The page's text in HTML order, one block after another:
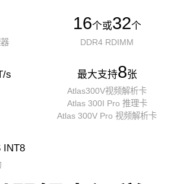
16个或32个
DDR4 RDIMM
s 最大支持8张
Atlas300V视频解析卡
Atlas 300I Pro 推理卡
Atlas 300V Pro 视频解析卡
INT8